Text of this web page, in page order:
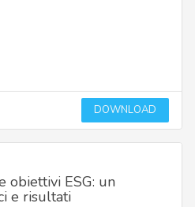
DOWNLOAD
obiettivi ESG: un
e risultati